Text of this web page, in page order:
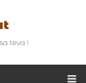
teva !